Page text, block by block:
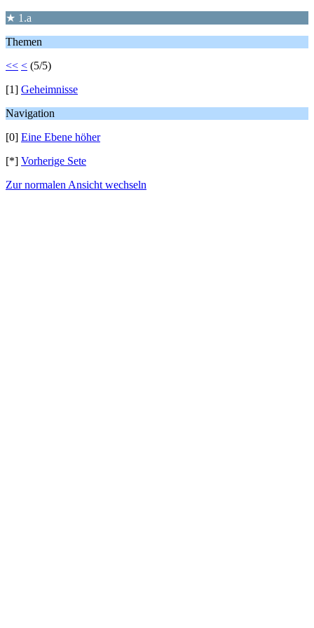
★ 1.a
Themen
<< < (5/5)
[1] Geheimnisse
Navigation
[0] Eine Ebene höher
[*] Vorherige Sete
Zur normalen Ansicht wechseln